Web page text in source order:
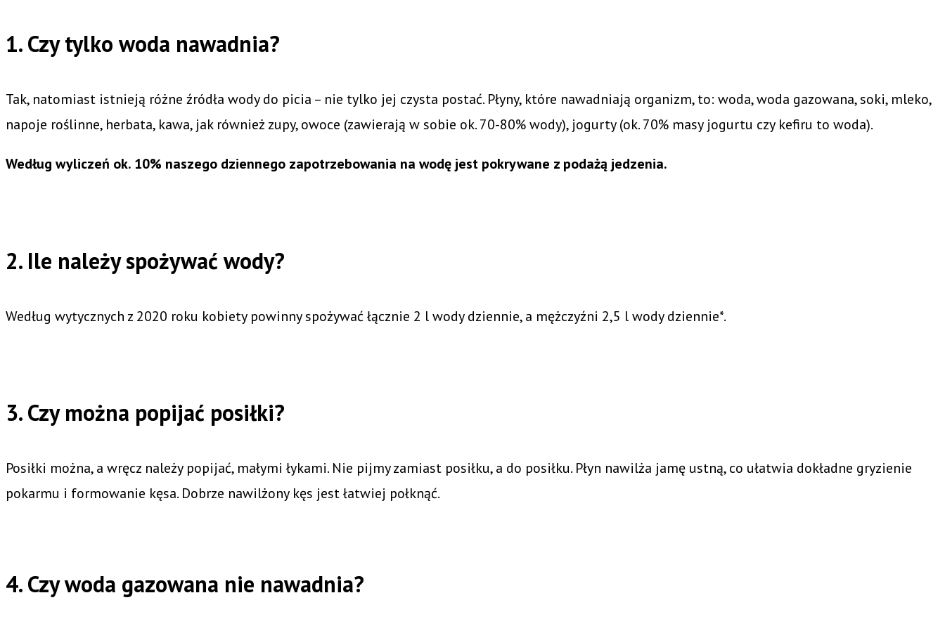
1. Czy tylko woda nawadnia?
Tak, natomiast istnieją różne źródła wody do picia – nie tylko jej czysta postać. Płyny, które nawadniają organizm, to: woda, woda gazowana, soki, mleko,
napoje roślinne, herbata, kawa, jak również zupy, owoce (zawierają w sobie ok. 70-80% wody), jogurty (ok. 70% masy jogurtu czy kefiru to woda).
Według wyliczeń ok. 10% naszego dziennego zapotrzebowania na wodę jest pokrywane z podażą jedzenia.
2. Ile należy spożywać wody?
Według wytycznych z 2020 roku kobiety powinny spożywać łącznie 2 l wody dziennie, a mężczyźni 2,5 l wody dziennie*.
3. Czy można popijać posiłki?
Posiłki można, a wręcz należy popijać, małymi łykami. Nie pijmy zamiast posiłku, a do posiłku. Płyn nawilża jamę ustną, co ułatwia dokładne gryzienie
pokarmu i formowanie kęsa. Dobrze nawilżony kęs jest łatwiej połknąć.
4. Czy woda gazowana nie nawadnia?